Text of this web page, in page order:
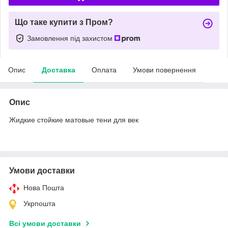
Що таке купити з Пром?
Замовлення під захистом
Опис Доставка Оплата Умови повернення
Опис
Жидкие стойкие матовые тени для век
Умови доставки
Нова Пошта
Укрпошта
Всі умови доставки